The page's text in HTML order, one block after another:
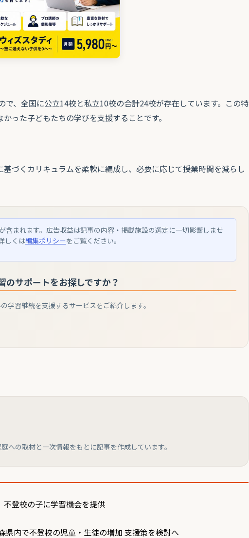
、全国に公立14校と私立10校の合計24校が存在しています。この特
った子どもたちの学びを支援することです。
づくカリキュラムを柔軟に編成し、必要に応じて授業時間を減らし
含まれます。広告収益は記事の内容・掲載施設の選定に一切影響しませ
しくは編集ポリシーをご覧ください。
のサポートをお探しですか？
学習継続を支援するサービスをご紹介します。
への取材と一次情報をもとに記事を作成しています。
不登校の子に学習機会を提供
県内で不登校の児童・生徒の増加 支援策を検討へ